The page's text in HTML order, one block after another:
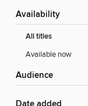
Availability
All titles
Available now
Audience